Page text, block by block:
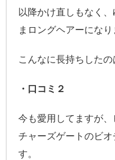
以降かけ直しもなく
まロングヘアーにな
こんなに長持ちした
・口コミ２
今も愛用してますが
チャーズゲートのビ
す。